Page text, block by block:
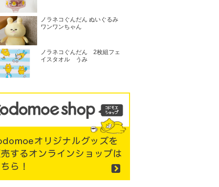
ノラネコぐんだん ぬいぐるみ
ワンワンちゃん
ノラネコぐんだん 2枚組フェ
イスタオル うみ